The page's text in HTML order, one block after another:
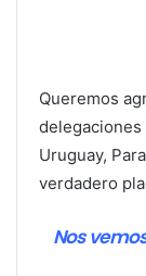
Queremos
Uruguay,
verdadero
Nos